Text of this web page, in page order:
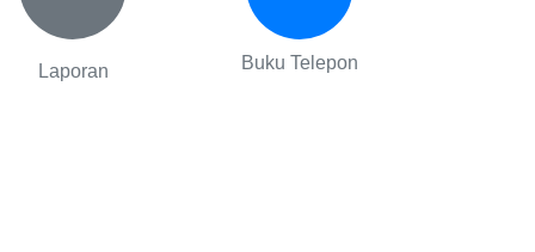
Laporan Buku Telepon